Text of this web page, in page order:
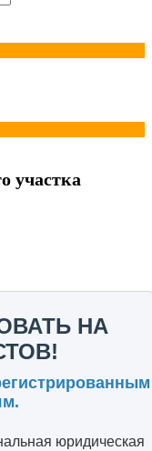
участка
НА
юридическая